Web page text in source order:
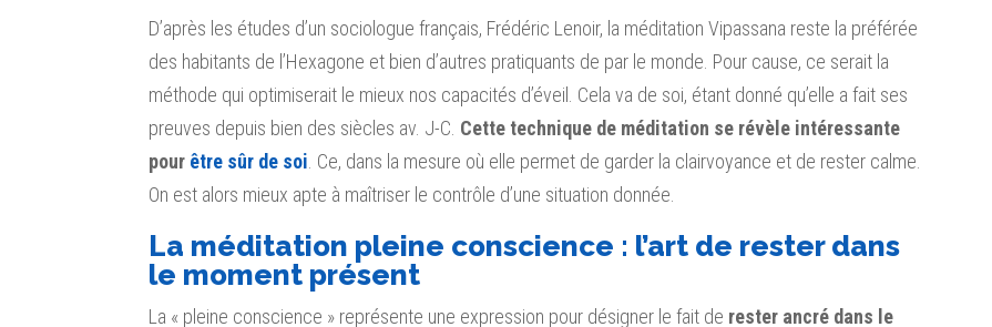
D’après les études d’un sociologue français, Frédéric Lenoir, la méditation Vipassana reste la préférée
des habitants de l’Hexagone et bien d’autres pratiquants de par le monde. Pour cause, ce serait la
méthode qui optimiserait le mieux nos capacités d’éveil. Cela va de soi, étant donné qu’elle a fait ses
preuves depuis bien des siècles av. J-C. Cette technique de méditation se révèle intéressante
pour être sûr de soi . Ce, dans la mesure où elle permet de garder la clairvoyance et de rester calme.
On est alors mieux apte à maîtriser le contrôle d’une situation donnée.
La méditation pleine conscience : l’art de rester dans
le moment présent
La « pleine conscience » représente une expression pour désigner le fait de rester ancré dans le